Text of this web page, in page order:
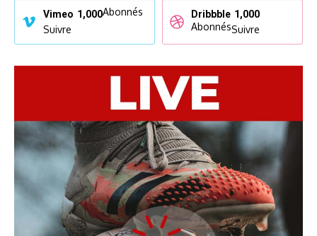
Vimeo 1,000Abonnés
Suivre
Dribbble 1,000
AbonnésSuivre